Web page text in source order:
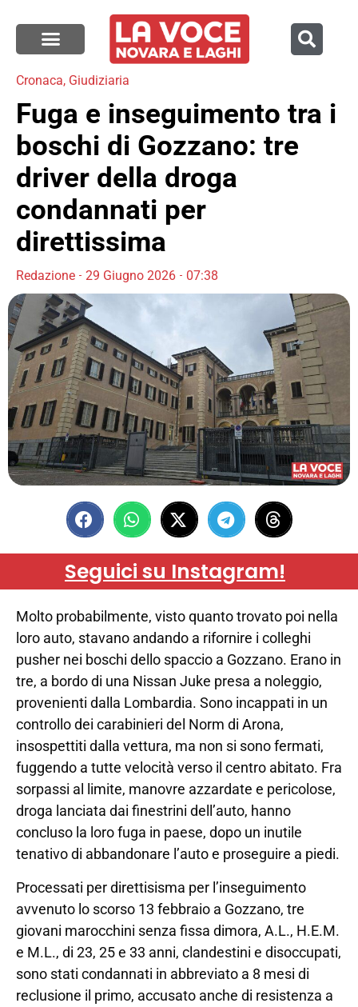
Cronaca, Giudiziaria
Fuga e inseguimento tra i
boschi di Gozzano: tre
driver della droga
condannati per
direttissima
Redazione 29 Giugno 2026 07:38
Seguici su Instagram!
Molto probabilmente, visto quanto trovato poi nella
loro auto, stavano andando a rifornire i colleghi
pusher nei boschi dello spaccio a Gozzano. Erano in
tre, a bordo di una Nissan Juke presa a noleggio,
provenienti dalla Lombardia. Sono incappati in un
controllo dei carabinieri del Norm di Arona,
insospettiti dalla vettura, ma non si sono fermati,
fuggendo a tutte velocità verso il centro abitato. Fra
sorpassi al limite, manovre azzardate e pericolose,
droga lanciata dai finestrini dell’auto, hanno
concluso la loro fuga in paese, dopo un inutile
tenativo di abbandonare l’auto e proseguire a piedi.
Processati per direttisisma per l’inseguimento
avvenuto lo scorso 13 febbraio a Gozzano, tre
giovani marocchini senza fissa dimora, A.L., H.E.M.
e M.L., di 23, 25 e 33 anni, clandestini e disoccupati,
sono stati condannati in abbreviato a 8 mesi di
reclusione il primo, accusato anche di resistenza a